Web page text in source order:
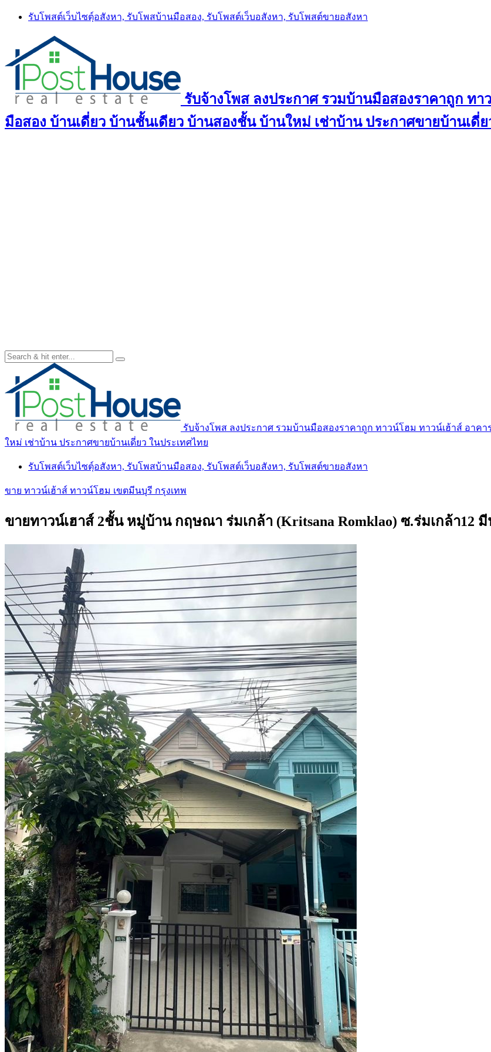
Skip
รับโพสต์เว็บไซตฺ์อสังหา, รับโพสบ้านมือสอง, รับโพสต์เว็บอสังหา, รับโพสต์ขายอสังหา
รับจ้างโพส ลงประกาศ รวมบ้านมือสองราคาถูก ท
มือสอง บ้านเดี่ยว บ้านชั้นเดียว บ้านสองชั้น บ้านใหม่ เช่าบ้าน ประกาศขายบ้านเดี่ย
รับจ้างโพส ลงประกาศ รวมบ้านมือสองราคาถูก ทาวน์โฮม ทาวน์เฮ้าส์ อา
ใหม่ เช่าบ้าน ประกาศขายบ้านเดี่ยว ในประเทศไทย
รับโพสต์เว็บไซตฺ์อสังหา, รับโพสบ้านมือสอง, รับโพสต์เว็บอสังหา, รับโพสต์ขายอสังหา
ขาย ทาวน์เฮ้าส์ ทาวน์โฮม เขตมีนบุรี กรุงเทพ
ขายทาวน์เฮาส์ 2ชั้น หมู่บ้าน กฤษณา ร่มเกล้า (Kritsana Romklao) ซ.ร่มเกล้า12